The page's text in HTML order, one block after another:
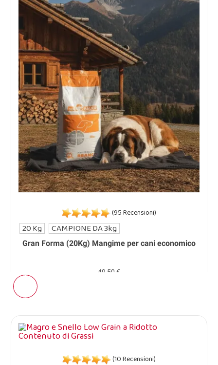
Gran Forma (20Kg) Mangime per cani economico
(95 Recensioni)
49,50 €
20 Kg CAMPIONE DA 3kg
(10 Recensioni)